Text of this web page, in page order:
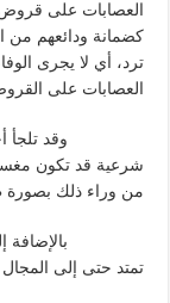
العصابات على
كضمانة ودائعهم من
ترد، أي لا يجرى
العصابات على
وقد تلجأ
شرعية قد تكون
من وراء ذلك بصورة
بالإضافة إلى
تمتد حتى إلى